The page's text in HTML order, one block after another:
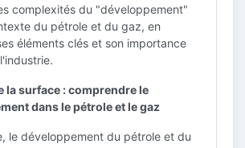
complexités du "développement"
du pétrole et du gaz, en
éléments clés et son importance
la surface : comprendre le
dans le pétrole et le gaz
le développement du pétrole et du